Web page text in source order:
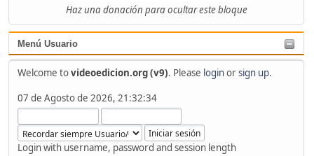
Haz una donación para ocultar este bloque
Menú Usuario
Welcome tovideoedicion.org (v9). Please loginorsign up.
07 de Agosto de 2026, 21:32:34
Login with username, password and session length